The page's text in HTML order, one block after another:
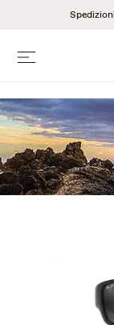
principale
Menù